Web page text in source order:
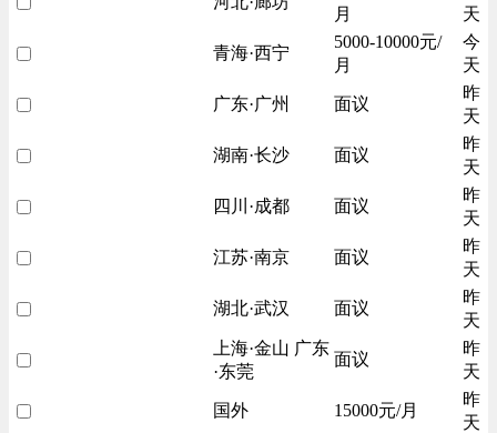
月
天
青海·西宁
5000-10000元/
月
今
天
广东·广州 面议
昨
天
湖南·长沙 面议
昨
天
四川·成都 面议
昨
天
江苏·南京 面议
昨
天
湖北·武汉 面议
昨
天
上海·金山 广东
·东莞
面议
昨
天
国外 15000元/月
昨
天